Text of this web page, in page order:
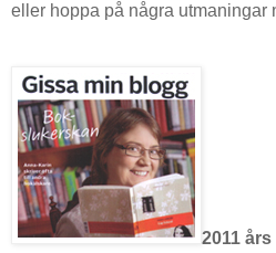
eller hoppa på några utmaningar
2011